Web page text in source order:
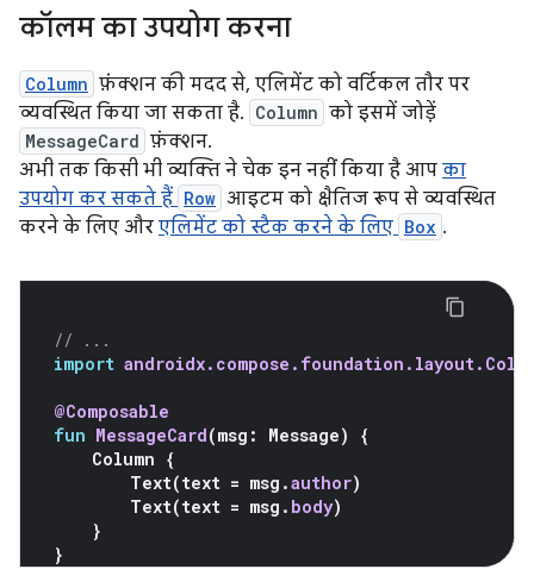
कॉलम का उपयोग करना
Column फ़ंक्शन की मदद से, एलिमेंट को वर्टिकल तौर पर
व्यवस्थित किया जा सकता है. Column को इसमें जोड़ें
MessageCard फ़ंक्शन.
अभी तक किसी भी व्यक्ति ने चेक इन नहीं किया है आप का
उपयोग कर सकते हैं Row आइटम को क्षैतिज रूप से व्यवस्थित
करने के लिए और एलिमेंट को स्टैक करने के लिए Box .
// ...
import
@Composable
fun MessageCard(msg : Message)
{
Column {
Text(text = msg .author)
Text(text = msg . body)
}
}